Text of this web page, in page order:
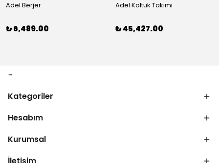
Adel Berjer
₺ 6,489.00
Adel Koltuk Takımı
₺ 45,427.00
Kategoriler
Hesabım
Kurumsal
İletişim